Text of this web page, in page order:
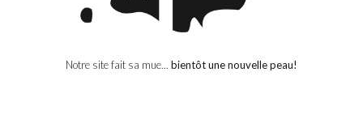
Notre site fait sa mue... bientôt une nouvelle peau!